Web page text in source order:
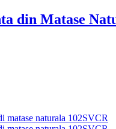
din Matase